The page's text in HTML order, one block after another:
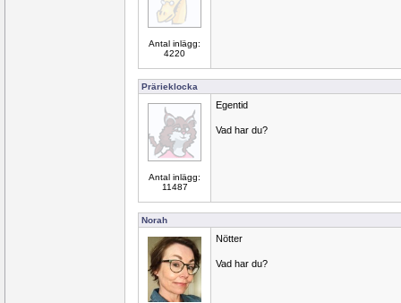
Antal inlägg:
4220
Prärieklocka
Antal inlägg:
11487
Egentid
Vad har du?
Norah
Nötter
Vad har du?